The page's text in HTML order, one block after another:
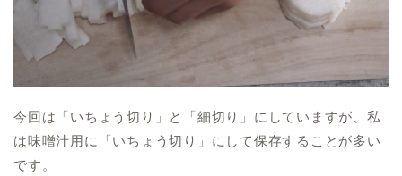
今回は「いちょう切り」と「細切り」にしていますが、私
は味噌汁用に「いちょう切り」にして保存することが多い
です。